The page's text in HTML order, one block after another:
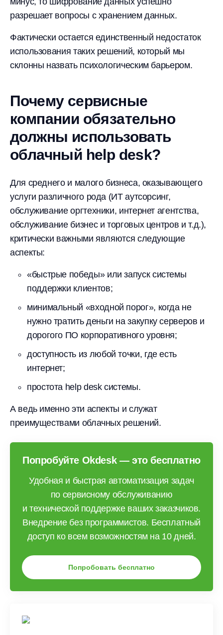
разрешает вопросы с хранением данных.
Фактически остается единственный недостаток
использования таких решений, который мы
склонны назвать психологическим барьером.
Почему сервисные
компании обязательно
должны использовать
облачный help desk?
Для среднего и малого бизнеса, оказывающего
услуги различного рода (ИТ аутсорсинг,
обслуживание оргтехники, интернет агентства,
обслуживание бизнес и торговых центров и т.д.),
критически важными являются следующие
аспекты:
«быстрые победы» или запуск системы
поддержки клиентов;
минимальный «входной порог», когда не
нужно тратить деньги на закупку серверов и
дорогого ПО корпоративного уровня;
доступность из любой точки, где есть
интернет;
простота help desk системы.
А ведь именно эти аспекты и служат
преимуществами облачных решений.
Попробуйте Okdesk — это бесплатно
Удобная и быстрая автоматизация задач
по сервисному обслуживанию
и технической поддержке ваших заказчиков.
Внедрение без программистов. Бесплатный
доступ ко всем возможностям на 10 дней.
Попробовать бесплатно